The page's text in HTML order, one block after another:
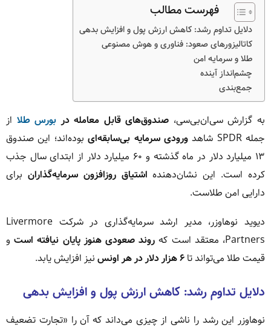
فهرست مطالب
دلایل تداوم رشد: کاهش ارزش پول و افزایش بدهی
کاتالیزورهای صعود: فناوری و هوش مصنوعی
طلا و سرمایه امن
چشم‌انداز آینده
جمع‌بندی
به گزارش سی‌ان‌بی‌سی، صندوق‌های قابل معامله در بورس طلا از
جمله SPDR شاهد
ورودی سرمایه بی‌سابقه‌ایبوده‌اند؛ این صندوق
۱۳ میلیارد دلار در ماه گذشته و ۶۰ میلیارد دلار از ابتدای سال جذب
کرده است. این نشان‌دهنده اشتیاق روزافزون سرمایه‌گذاران برای
دارایی امن طلاست.
دیوید نوهاوزر، مدیر ارشد سرمایه‌گذاری در شرکت Livermore
Partners، معتقد است که
روند صعودی هنوز پایان نیافته استو
قیمت طلا می‌تواند تا ۶ هزار دلار در هر اونس نیز افزایش یابد.
دلایل تداوم رشد: کاهش ارزش پول و افزایش بدهی
نوهاوزر این رشد را ناشی از چیزی می‌داند که آن را «تجارت تضعیف